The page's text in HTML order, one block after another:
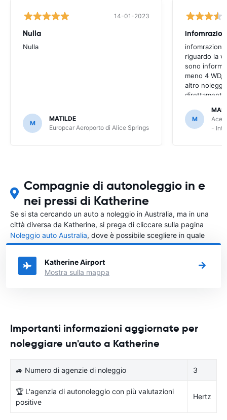
14-01-2023
Nulla
Nulla
M
MATILDE
Europcar Aeroporto di Alice Springs
infomrazioni
riguardo la
sono
meno 4 WD,
altro
direttamente
M
Ace
-
Compagnie di autonoleggio in e
nei pressi di Katherine
Se si sta cercando un auto a noleggio in Australia, ma in una
città diversa da Katherine, si prega di cliccare sulla pagina
Noleggio auto Australia, dove è possibile scegliere in quale
città in Australia si vuole noleggiare l'auto.
Katherine Airport
Mostra sulla mappa
Importanti informazioni aggiornate per
noleggiare un'auto a Katherine
🚙 Numero di agenzie di noleggio 3
🏆 L'agenzia di autonoleggio con più valutazioni
positive
Hertz